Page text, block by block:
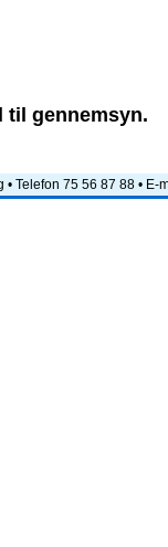
til gennemsyn.
• Telefon 75 56 87 88 • E-